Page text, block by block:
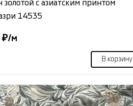
золотой с азиатским принтом
14535
₽/м
В корзину